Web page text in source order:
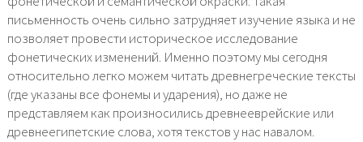
письменность очень сильно затрудняет изучение языка и не
позволяет провести историческое исследование
фонетических изменений. Именно поэтому мы сегодня
относительно легко можем читать древнегреческие тексты
(где указаны все фонемы и ударения), но даже не
представляем как произносились древнееврейские или
древнеегипетские слова, хотя текстов у нас навалом.